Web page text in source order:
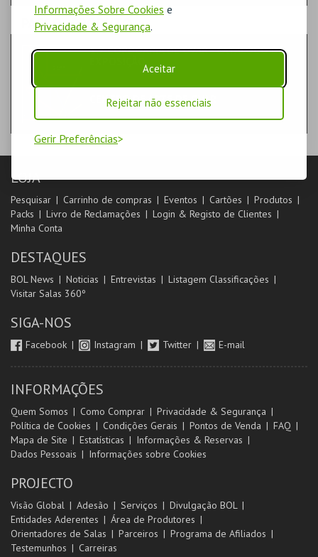
Informações Sobre Cookies e
Privacidade & Segurança.
Aceitar
Rejeitar não essenciais
Gerir Preferências
PASSO- PRODUTO
1.7 CORDOARIA DE OVAR - CATÁLOGO DE
EXPOSIÇÃO
CENTRO DE ARTE DE OVAR
LOJA
Pesquisar Carrinho de compras Eventos Cartões
Produtos
Packs
Livro de Reclamações
Login & Registo de Clientes
Minha Conta
DESTAQUES
BOL News Noticias Entrevistas
Listagem Classificações
Visitar Salas 360º
SIGA-NOS
Facebook Instagram Twitter E-mail
INFORMAÇÕES
Quem Somos Como Comprar
Privacidade & Segurança
Política de Cookies
Condições Gerais Pontos de Venda
FAQ
Mapa de Site
Estatísticas
Informações & Reservas
Dados Pessoais
Informações sobre Cookies
PROJECTO
Visão Global Adesão Serviços
Divulgação BOL
Entidades Aderentes
Área de Produtores
Orientadores de Salas
Parceiros
Programa de Afiliados
Testemunhos
Carreiras